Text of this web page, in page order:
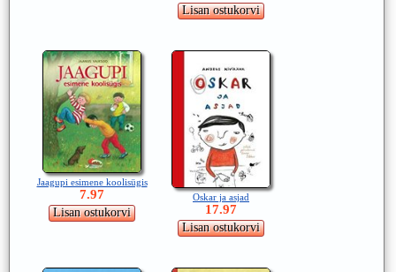
Jaagupi esimene koolisügis
7.97 Oskar ja asjad
17.97